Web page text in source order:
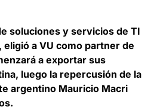
soluciones y servicios de TI
, eligió a VU como partner de
a exportar sus
luego la repercusión de la
argentino Mauricio Macri